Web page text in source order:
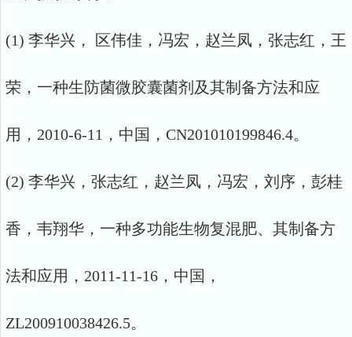
(1) 李华兴， 区伟佳，冯宏，赵兰凤，张志红，王
荣，一种生防菌微胶囊菌剂及其制备方法和应
用，2010-6-11，中国，CN201010199846.4。
(2) 李华兴，张志红，赵兰凤，冯宏，刘序，彭桂
香，韦翔华，一种多功能生物复混肥、其制备方
法和应用，2011-11-16，中国，
ZL200910038426.5。